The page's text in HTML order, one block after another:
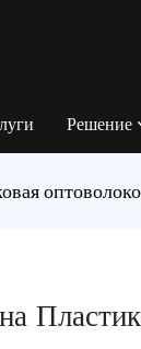
Решение